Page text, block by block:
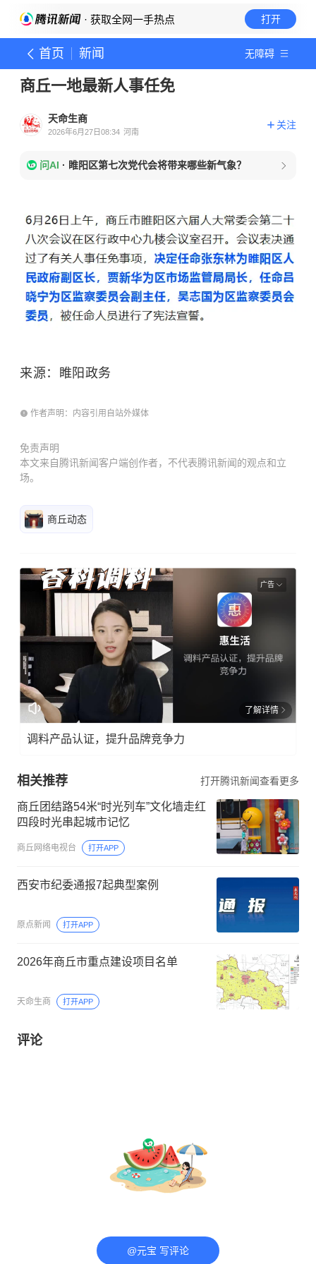
· 获取全网一手热点 打开
首页 新闻 无障碍
商丘一地最新人事任免
天命生商
2026年6月27日08:34 河南
关注
问AI · 睢阳区第七次党代会将带来哪些新气象？
来源：睢阳政务
作者声明：内容引用自站外媒体
免责声明
本文来自腾讯新闻客户端创作者，不代表腾讯新闻的观点和立
场。
商丘动态
广告
了解详情
调料产品认证，提升品牌竞争力
相关推荐 打开腾讯新闻查看更多
商丘团结路54米“时光列车”文化墙走红
四段时光串起城市记忆
商丘网络电视台 打开APP
西安市纪委通报7起典型案例
原点新闻 打开APP
2026年商丘市重点建设项目名单
天命生商 打开APP
评论
@元宝 写评论